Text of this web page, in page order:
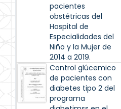
pacientes
obstétricas del
Hospital de
Especialidades del
Niño y la Mujer de
2014 a 2019.
Control glúcemico
de pacientes con
diabetes tipo 2 del
programa